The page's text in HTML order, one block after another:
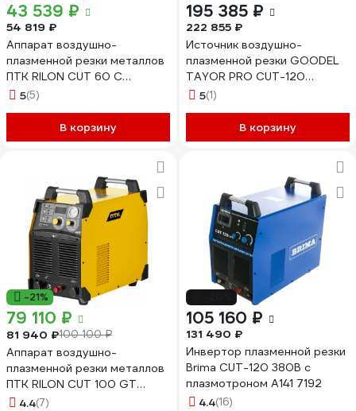
43 539 ₽
54 819 ₽
Аппарат воздушно-
плазменной резки металлов
ПТК RILON CUT 60 С
00000029761
5(5)
В корзину
195 385 ₽
222 855 ₽
Источник воздушно-
плазменной резки GOODEL
TAYOR PRO CUT-120
Compressor TCU0019
5(1)
В корзину
-21%
79 110 ₽
81 940 ₽100 100 ₽
Аппарат воздушно-
плазменной резки металлов
ПТК RILON CUT 100 GT
00000029763
4.4(7)
105 160 ₽
131 490 ₽
Инвертор плазменной резки
Brima CUT-120 380В с
плазмотроном А141 7192
4.4(16)